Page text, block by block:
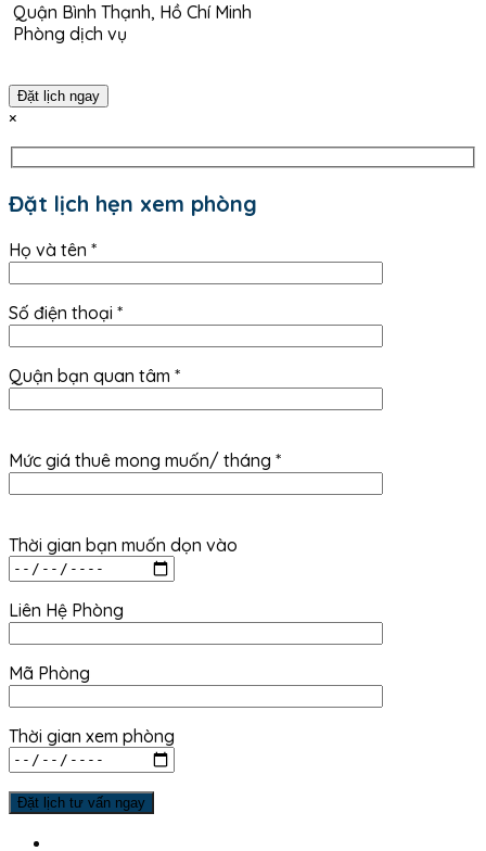
Quận Bình Thạnh, Hồ Chí Minh
Phòng dịch vụ
Đặt lịch ngay
×
Đặt lịch hẹn xem phòng
Họ và tên *
Số điện thoại *
Quận bạn quan tâm *
Mức giá thuê mong muốn/ tháng *
Thời gian bạn muốn dọn vào
Liên Hệ Phòng
Mã Phòng
Thời gian xem phòng